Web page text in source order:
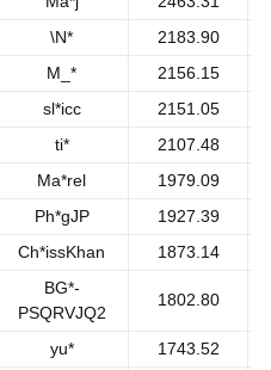
\N*
2183.90
M_*
2156.15
sl*icc
2151.05
ti*
2107.48
Ma*rel
1979.09
Ph*gJP
1927.39
Ch*issKhan 1873.14
BG*-
PSQRVJQ2
1802.80
yu*
1743.52